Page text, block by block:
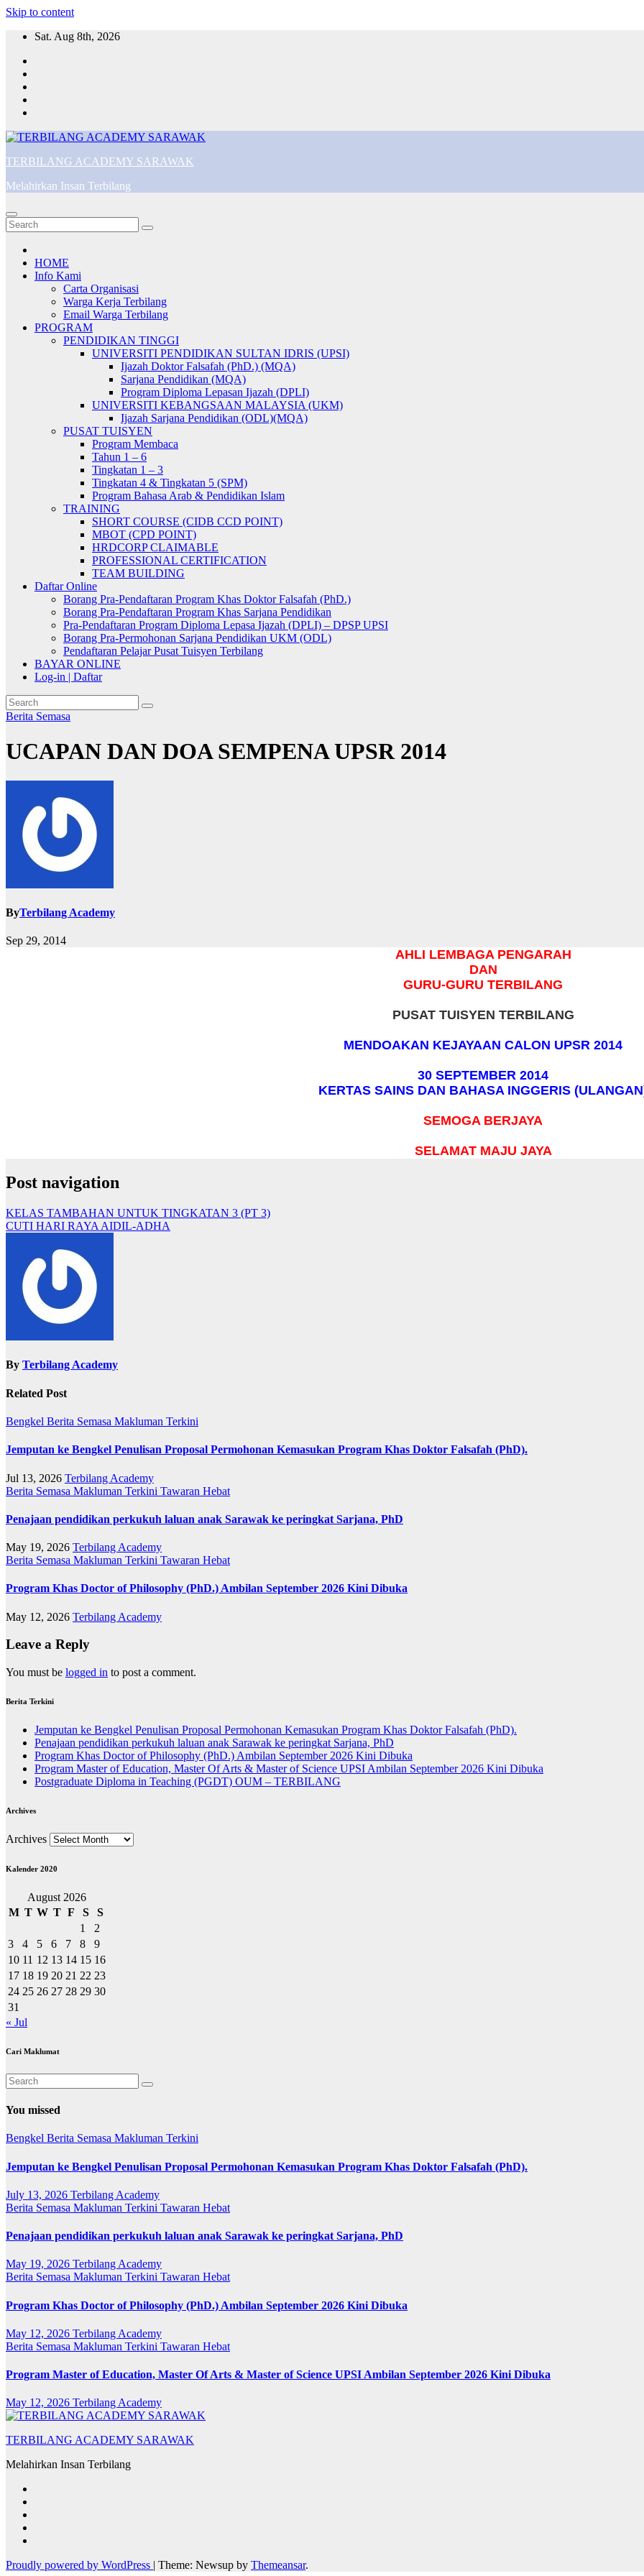
Skip to content
Sat. Aug 8th, 2026
TERBILANG ACADEMY SARAWAK
Melahirkan Insan Terbilang
HOME
Info Kami
Carta Organisasi
Warga Kerja Terbilang
Email Warga Terbilang
PROGRAM
PENDIDIKAN TINGGI
UNIVERSITI PENDIDIKAN SULTAN IDRIS (UPSI)
Ijazah Doktor Falsafah (PhD.) (MQA)
Sarjana Pendidikan (MQA)
Program Diploma Lepasan Ijazah (DPLI)
UNIVERSITI KEBANGSAAN MALAYSIA (UKM)
Ijazah Sarjana Pendidikan (ODL)(MQA)
PUSAT TUISYEN
Program Membaca
Tahun 1 – 6
Tingkatan 1 – 3
Tingkatan 4 & Tingkatan 5 (SPM)
Program Bahasa Arab & Pendidikan Islam
TRAINING
SHORT COURSE (CIDB CCD POINT)
MBOT (CPD POINT)
HRDCORP CLAIMABLE
PROFESSIONAL CERTIFICATION
TEAM BUILDING
Daftar Online
Borang Pra-Pendaftaran Program Khas Doktor Falsafah (PhD.)
Borang Pra-Pendaftaran Program Khas Sarjana Pendidikan
Pra-Pendaftaran Program Diploma Lepasa Ijazah (DPLI) – DPSP UPSI
Borang Pra-Permohonan Sarjana Pendidikan UKM (ODL)
Pendaftaran Pelajar Pusat Tuisyen Terbilang
BAYAR ONLINE
Log-in | Daftar
Berita Semasa
UCAPAN DAN DOA SEMPENA UPSR 2014
ByTerbilang Academy
Sep 29, 2014
AHLI LEMBAGA PENGARAH
DAN
GURU-GURU TERBILANG
PUSAT TUISYEN TERBILANG
MENDOAKAN KEJAYAAN CALON UPSR 2014
30 SEPTEMBER 2014
KERTAS SAINS DAN BAHASA INGGERIS
SEMOGA BERJAYA
SELAMAT MAJU JAYA
Post navigation
KELAS TAMBAHAN UNTUK TINGKATAN 3 (PT 3)
CUTI HARI RAYA AIDIL-ADHA
By Terbilang Academy
Related Post
Bengkel Berita Semasa Makluman Terkini
Jemputan ke Bengkel Penulisan Proposal Permohonan Kemasukan Program Khas Doktor Falsafah (PhD).
Jul 13, 2026 Terbilang Academy
Berita Semasa Makluman Terkini Tawaran Hebat
Penajaan pendidikan perkukuh laluan anak Sarawak ke peringkat Sarjana, PhD
May 19, 2026 Terbilang Academy
Berita Semasa Makluman Terkini Tawaran Hebat
Program Khas Doctor of Philosophy (PhD.) Ambilan September 2026 Kini Dibuka
May 12, 2026 Terbilang Academy
Leave a Reply
You must be logged in to post a comment.
Berita Terkini
Jemputan ke Bengkel Penulisan Proposal Permohonan Kemasukan Program Khas Doktor Falsafah (PhD).
Penajaan pendidikan perkukuh laluan anak Sarawak ke peringkat Sarjana, PhD
Program Khas Doctor of Philosophy (PhD.) Ambilan September 2026 Kini Dibuka
Program Master of Education, Master Of Arts & Master of Science UPSI Ambilan September 2026 Kini Dibuka
Postgraduate Diploma in Teaching (PGDT) OUM – TERBILANG
Archives
Archives
Kalender 2020
August 2026
M T W T F S
S
1
2
3
4 5 6 7 8
9
10 11 12 13 14 15 16
17 18 19 20 21 22 23
24 25 26 27 28 29 30
31
« Jul
Cari Maklumat
You missed
Bengkel Berita Semasa Makluman Terkini
Jemputan ke Bengkel Penulisan Proposal Permohonan Kemasukan Program Khas Doktor Falsafah (PhD).
July 13, 2026 Terbilang Academy
Berita Semasa Makluman Terkini Tawaran Hebat
Penajaan pendidikan perkukuh laluan anak Sarawak ke peringkat Sarjana, PhD
May 19, 2026 Terbilang Academy
Berita Semasa Makluman Terkini Tawaran Hebat
Program Khas Doctor of Philosophy (PhD.) Ambilan September 2026 Kini Dibuka
May 12, 2026 Terbilang Academy
Berita Semasa Makluman Terkini Tawaran Hebat
Program Master of Education, Master Of Arts & Master of Science UPSI Ambilan September 2026 Kini Dibuka
May 12, 2026 Terbilang Academy
TERBILANG ACADEMY SARAWAK
Melahirkan Insan Terbilang
Proudly powered by WordPress Theme: Newsup by Themeansar.